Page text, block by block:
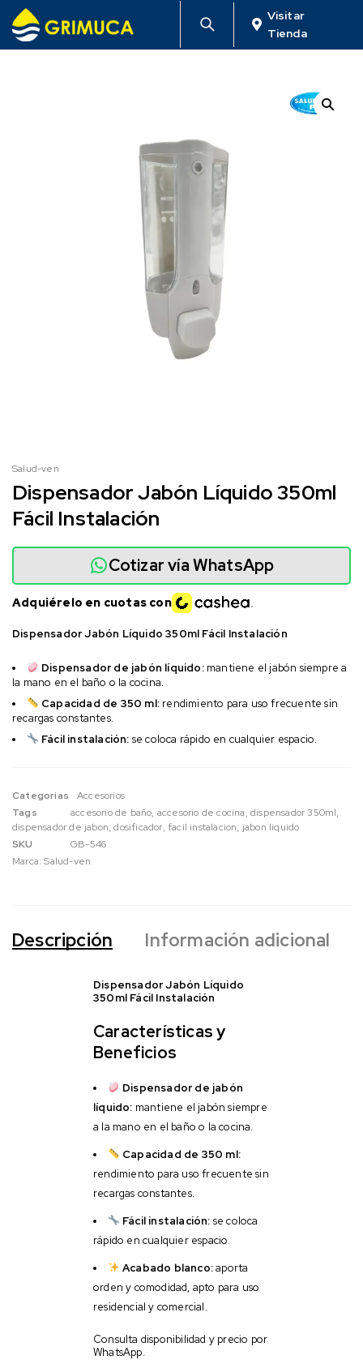
Visitar
Tienda
Salud-ven
Dispensador Jabón Líquido 350ml
Fácil Instalación
Dispensador Jabón Líquido 350ml Fácil Instalación
Dispensador de jabón líquido:mantiene el jabón siempre a
la mano en el baño o la cocina.
Capacidad de 350 ml: rendimiento para uso frecuente sin
recargas constantes.
Fácil instalación: se coloca rápido en cualquier espacio.
Cotizar vía WhatsApp
Adquiérelo en cuotas con
Categorias
Accesorios
Tags
accesorio de baño, accesorio de cocina,dispensador 350ml,
dispensador de jabon,dosificador,facil instalacion, jabon liquido
SKU
GB-546
Marca:Salud-ven
Descripción Información adicional
Dispensador Jabón Líquido
350ml Fácil Instalación
Características y
Beneficios
Dispensador de jabón
líquido: mantiene el jabón siempre
a la mano en el baño o la cocina.
Capacidad de 350 ml:
rendimiento para uso frecuente sin
recargas constantes.
Fácil instalación: se coloca
rápido en cualquier espacio.
Acabado blanco:aporta
orden y comodidad, apto para uso
residencial y comercial.
Consulta disponibilidad y precio por
WhatsApp.